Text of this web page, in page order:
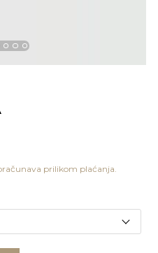
prilikom plaćanja.